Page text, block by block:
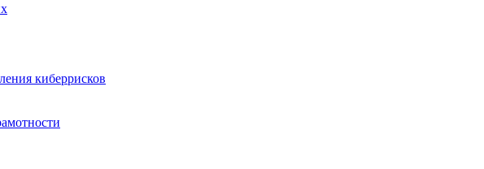
киберрисков